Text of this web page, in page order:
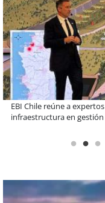
Más de 1.600 alumnos
Sopraval en lo que va del